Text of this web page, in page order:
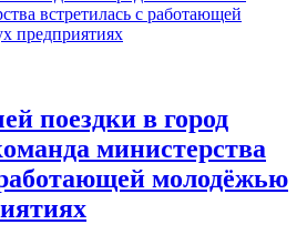
поездки в город
министерства
молодёжью